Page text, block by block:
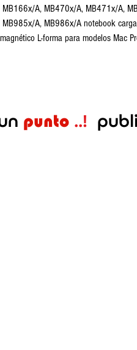
A, MB470x/A, MB471x/A,
A, MB986x/A notebook
L-forma para modelos Mac
punto ..!